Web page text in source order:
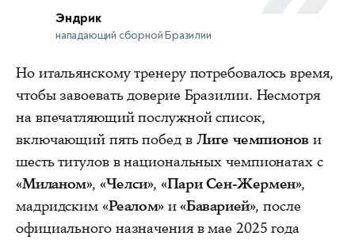
Эндрик
нападающий сборной Бразилии
Но итальянскому тренеру потребовалось время,
чтобы завоевать доверие Бразилии. Несмотря
на впечатляющий послужной список,
включающий пять побед в Лиге чемпионов и
шесть титулов в национальных чемпионатах с
«Миланом»,«Челси»,«Пари Сен-Жермен»,
мадридским «Реалом»и«Баварией», после
официального назначения в мае 2025 года